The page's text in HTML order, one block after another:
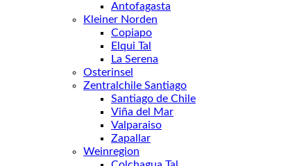
Antofagasta
Kleiner Norden
Copiapo
Elqui Tal
La Serena
Osterinsel
Zentralchile Santiago
Santiago de Chile
Viña del Mar
Valparaiso
Zapallar
Weinregion